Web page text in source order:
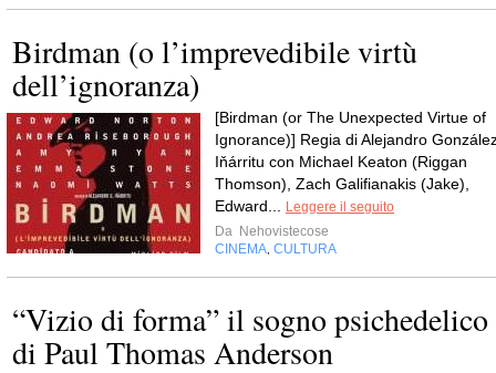
Birdman (o l’imprevedibile virtù
dell’ignoranza)
[Birdman (or The Unexpected Virtue of
Ignorance)] Regia di Alejandro
Iňárritu con Michael Keaton (Riggan
Thomson), Zach Galifianakis (Jake),
Edward...
Leggere il seguito
Da Nehovistecose
CINEMA CULTURA
“Vizio di forma” il sogno psichedelico
di Paul Thomas Anderson